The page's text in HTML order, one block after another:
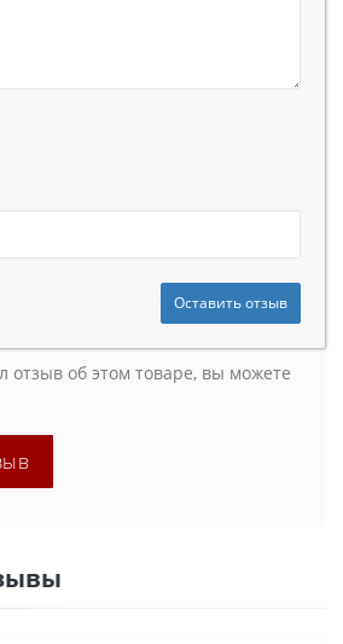
Оставить отзыв
отзыв об этом товаре, вы можете